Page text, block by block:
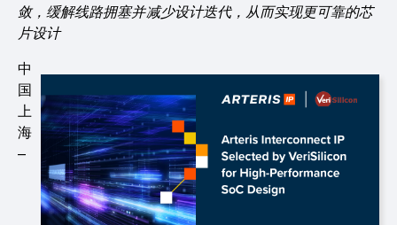
敛，缓解线路拥塞并减少设计迭代，从而实现更可靠的芯
片设计
中
国
上
海
–